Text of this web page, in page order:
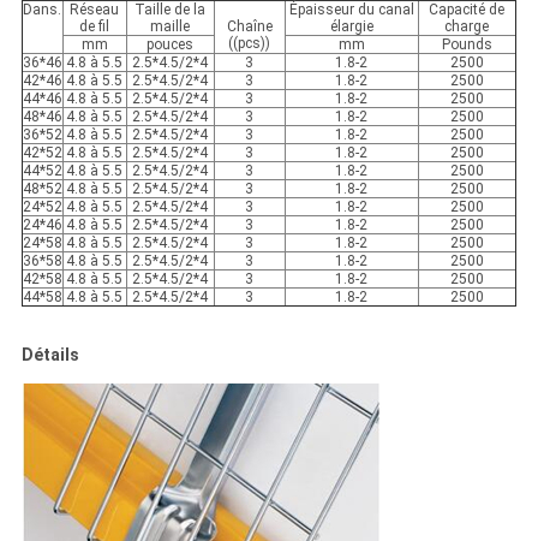
Dans.
Réseau
de fil
Taille de la
maille
Chaîne
((pcs))
Épaisseur du canal
élargie
Capacité de
charge
mm
pouces mm
Pounds
36*46 4.8 à 5.5 2.5*4.5/2*4 3 1.8-2
2500
42*46 4.8 à 5.5 2.5*4.5/2*4 3 1.8-2
2500
44*46 4.8 à 5.5 2.5*4.5/2*4 3 1.8-2
2500
48*46 4.8 à 5.5 2.5*4.5/2*4 3 1.8-2
2500
36*52 4.8 à 5.5 2.5*4.5/2*4 3 1.8-2
2500
42*52 4.8 à 5.5 2.5*4.5/2*4 3 1.8-2
2500
44*52 4.8 à 5.5 2.5*4.5/2*4 3 1.8-2
2500
48*52 4.8 à 5.5 2.5*4.5/2*4 3 1.8-2
2500
24*52 4.8 à 5.5 2.5*4.5/2*4 3 1.8-2
2500
24*46 4.8 à 5.5 2.5*4.5/2*4 3 1.8-2
2500
24*58 4.8 à 5.5 2.5*4.5/2*4 3 1.8-2
2500
36*58 4.8 à 5.5 2.5*4.5/2*4 3 1.8-2
2500
42*58 4.8 à 5.5 2.5*4.5/2*4 3 1.8-2
2500
44*58 4.8 à 5.5 2.5*4.5/2*4 3 1.8-2 2500
Détails